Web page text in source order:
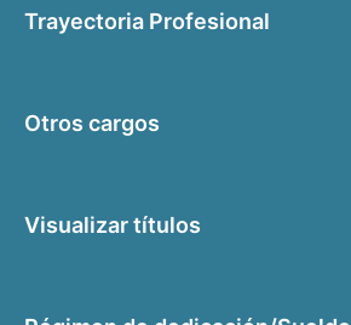
Trayectoria Profesional
Otros cargos
Visualizar títulos